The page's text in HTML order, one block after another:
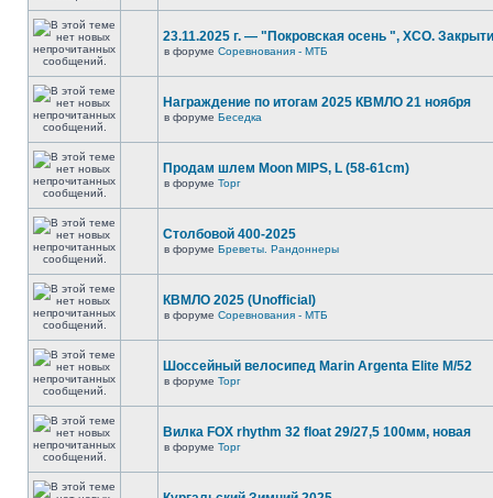
23.11.2025 г. — "Покровская осень ", XCO.
в форуме Соревнования - МТБ
Награждение по итогам 2025 КВМЛО 21 ноября
в форуме Беседка
Продам шлем Moon MIPS, L (58-61cm)
в форуме Торг
Столбовой 400-2025
в форуме Бреветы. Рандоннеры
КВМЛО 2025 (Unofficial)
в форуме Соревнования - МТБ
Шоссейный велосипед Marin Argenta Elite M/52
в форуме Торг
Вилка FOX rhythm 32 float 29/27,5 100мм, новая
в форуме Торг